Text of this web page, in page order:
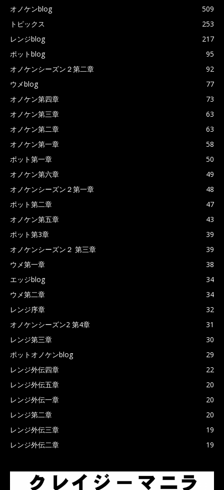
オノケンblog
509
トピックス
253
レンジblog
217
ポットblog
95
オノケンシーズン２第二章
92
ウメblog
77
オノケン第四章
73
オノケン第三章
63
オノケン第二章
63
オノケン第一章
58
ポット第一章
50
オノケン第六章
49
オノケンシーズン２第一章
48
ポット第二章
47
オノケン第五章
43
ポット第3章
39
オノケンシーズン２ 第三章
39
ウメ第一章
38
エッジblog
34
ウメ第二章
34
レンジ序章
32
オノケンシーズン2 第4章
31
レンジ第三章
30
ポットオノケンblog
29
レンジ外伝四章
22
レンジ外伝五章
20
レンジ外伝一章
20
レンジ第二章
20
レンジ外伝三章
19
レンジ外伝二章
19